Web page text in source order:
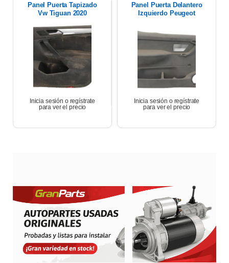
Panel Puerta Tapizado
Vw Tiguan 2020
Inicia sesión o regístrate
para ver el precio
Panel Puerta Delantero
Izquierdo Peugeot
Inicia sesión o regístrate
para ver el precio